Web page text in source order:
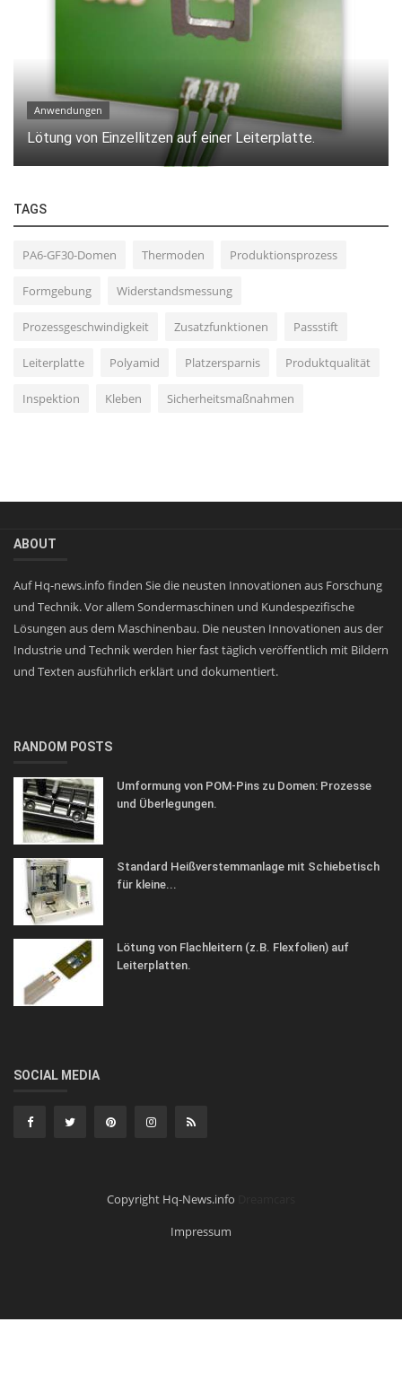
Modulares Heißverstemmsystem als Tischgerät mit
umfassender Prozessüberwachung.
TAGS
PA6-GF30-Domen Thermoden Produktionsprozess
Formgebung Widerstandsmessung
Prozessgeschwindigkeit Zusatzfunktionen Passstift
Leiterplatte Polyamid Platzersparnis Produktqualität
Inspektion Kleben Sicherheitsmaßnahmen
ABOUT
Auf Hq-news.info finden Sie die neusten Innovationen aus Forschung
und Technik. Vor allem Sondermaschinen und Kundespezifische
Lösungen aus dem Maschinenbau. Die neusten Innovationen aus der
Industrie und Technik werden hier fast täglich veröffentlich mit Bildern
und Texten ausführlich erklärt und dokumentiert.
RANDOM POSTS
Umformung von POM-Pins zu Domen: Prozesse
und Überlegungen.
Standard Heißverstemmanlage mit Schiebetisch
für kleine...
Lötung von Flachleitern (z.B. Flexfolien) auf
Leiterplatten.
SOCIAL MEDIA
Copyright Hq-News.info
Impressum